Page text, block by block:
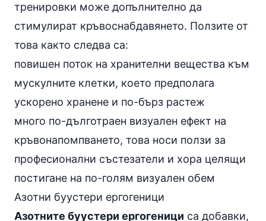
тренировки може допълнително да
стимулират кръвоснабдавянето. Ползите от
това както следва са:
повишен поток на хранителни вещества към
мускулните клетки, което предполага
ускорено хранене и по-бърз растеж
много по-дълготраен визуален ефект на
кръвонапомпването, това носи ползи за
професионални състезатели и хора целящи
постигане на по-голям визуален обем
Азотни буустери ергогеници
Азотните буустери ергогеници са добавки,